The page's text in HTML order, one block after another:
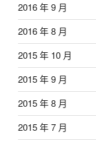
2016 年 9 月
2016 年 8 月
2015 年 10 月
2015 年 9 月
2015 年 8 月
2015 年 7 月